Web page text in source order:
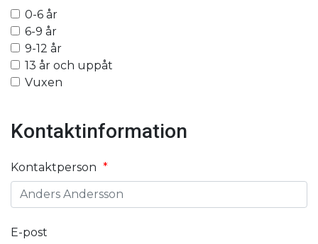
0-6 år
6-9 år
9-12 år
13 år och uppåt
Vuxen
Kontaktinformation
Kontaktperson
E-post